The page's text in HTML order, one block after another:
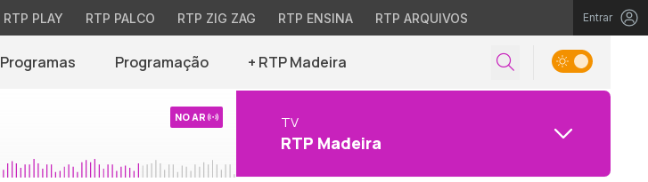
RTP PLAY RTP PALCO RTP ZIG ZAG RTP ENSINA RTP ARQUIVOS Entrar
Programas Programação + RTP Madeira
NO AR TV
RTP Madeira